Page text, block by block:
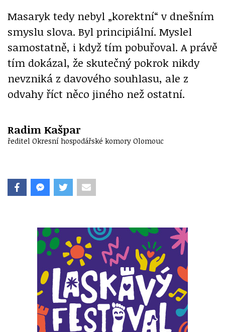
Masaryk tedy nebyl „korektní“ v dnešním
smyslu slova. Byl principiální. Myslel
samostatně, i když tím pobuřoval. A právě
tím dokázal, že skutečný pokrok nikdy
nevzniká z davového souhlasu, ale z
odvahy říct něco jiného než ostatní.
Radim Kašpar
ředitel Okresní hospodářské komory Olomouc